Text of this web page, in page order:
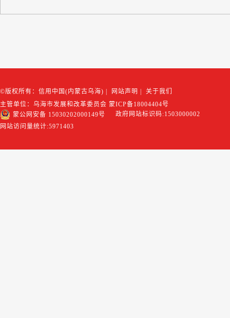
©版权所有：信用中国(内蒙古乌海) 网站声明
关于我们
主管单位：乌海市发展和改革委员会 蒙ICP备18004404号
蒙公网安备 15030202000149号
政府网站标识码:1503000002
网站访问量统计:5971403